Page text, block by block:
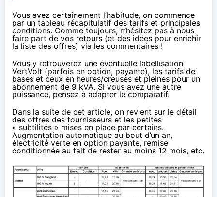
Vous avez certainement l’habitude, on commence
par un tableau récapitulatif des tarifs et principales
conditions. Comme toujours, n’hésitez pas à nous
faire part de vos retours (et des idées pour enrichir
la liste des offres) via les commentaires !
Vous y retrouverez une éventuelle labellisation
VertVolt (parfois en option, payante), les tarifs de
bases et ceux en heures/creuses et pleines pour un
abonnement de 9 kVA. Si vous avez une autre
puissance, pensez à adapter le comparatif.
Dans la suite de cet article, on revient sur le détail
des offres des fournisseurs et les petites
« subtilités » mises en place par certains.
Augmentation automatique au bout d’un an,
électricité verte en option payante, remise
conditionnée au fait de rester au moins 12 mois, etc.